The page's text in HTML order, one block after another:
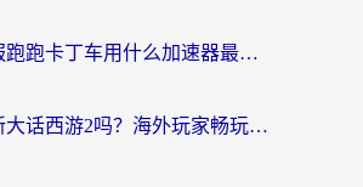
国外玩国服跑跑卡丁车用什么加速器最好？2026真实玩家亲测避坑指南
外国人打新大话西游2吗？海外玩家畅玩国服游戏的终极加速器指南